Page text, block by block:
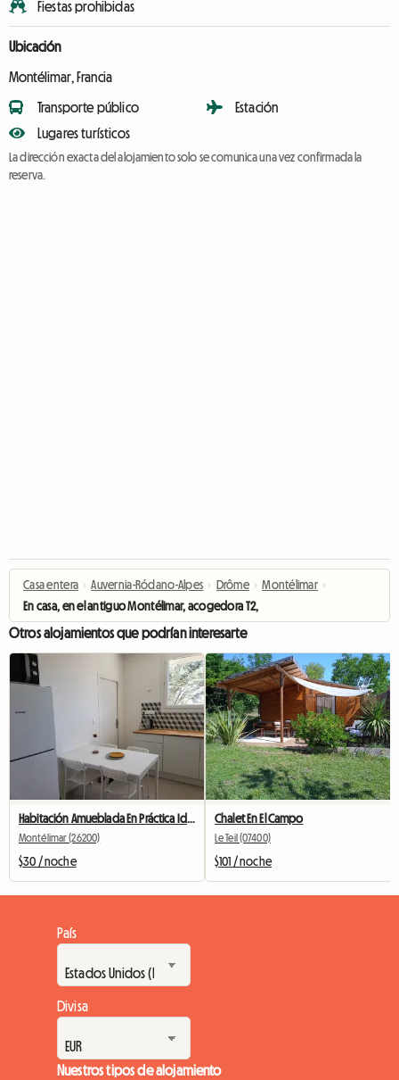
Fiestas prohibidas
Ubicación
Montélimar, Francia
Transporte público
Lugares turísticos
Estación
La dirección exacta del alojamiento solo se comunica una vez confirmada la
reserva.
Casa entera › Auvernia-Ródano-Alpes › Drôme › Montélimar ›
En casa, en el antiguo Montélimar, acogedora T2, Wifi
Otros alojamientos que podrían interesarte
Montélimar (26200)
$30 / noche
Chalet En El Campo
Le Teil (07400)
$101 / noche
País
Divisa
Nuestros tipos de alojamiento